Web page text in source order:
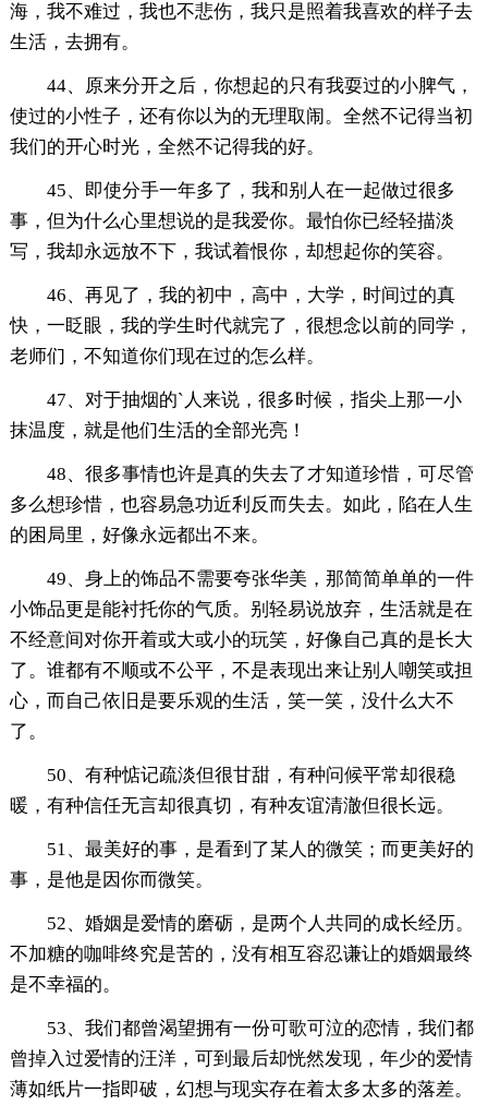
海，我不难过，我也不悲伤，我只是照着我喜欢的样子去
生活，去拥有。
44、原来分开之后，你想起的只有我耍过的小脾气，
使过的小性子，还有你以为的无理取闹。全然不记得当初
我们的开心时光，全然不记得我的好。
45、即使分手一年多了，我和别人在一起做过很多
事，但为什么心里想说的是我爱你。最怕你已经轻描淡
写，我却永远放不下，我试着恨你，却想起你的笑容。
46、再见了，我的初中，高中，大学，时间过的真
快，一眨眼，我的学生时代就完了，很想念以前的同学，
老师们，不知道你们现在过的怎么样。
47、对于抽烟的`人来说，很多时候，指尖上那一小
抹温度，就是他们生活的全部光亮！
48、很多事情也许是真的失去了才知道珍惜，可尽管
多么想珍惜，也容易急功近利反而失去。如此，陷在人生
的困局里，好像永远都出不来。
49、身上的饰品不需要夸张华美，那简简单单的一件
小饰品更是能衬托你的气质。别轻易说放弃，生活就是在
不经意间对你开着或大或小的玩笑，好像自己真的是长大
了。谁都有不顺或不公平，不是表现出来让别人嘲笑或担
心，而自己依旧是要乐观的生活，笑一笑，没什么大不
了。
50、有种惦记疏淡但很甘甜，有种问候平常却很稳
暖，有种信任无言却很真切，有种友谊清澈但很长远。
51、最美好的事，是看到了某人的微笑；而更美好的
事，是他是因你而微笑。
52、婚姻是爱情的磨砺，是两个人共同的成长经历。
不加糖的咖啡终究是苦的，没有相互容忍谦让的婚姻最终
是不幸福的。
53、我们都曾渴望拥有一份可歌可泣的恋情，我们都
曾掉入过爱情的汪洋，可到最后却恍然发现，年少的爱情
薄如纸片一指即破，幻想与现实存在着太多太多的落差。